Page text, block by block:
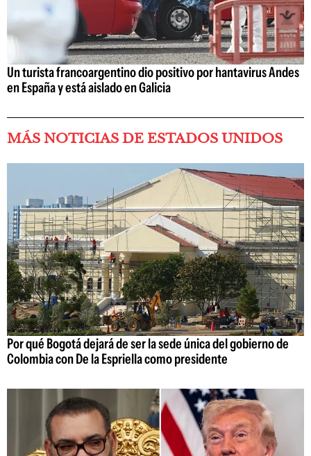
Un turista francoargentino dio positivo por hantavirus Andes
en España y está aislado en Galicia
MÁS NOTICIAS DE ESTADOS UNIDOS
Por qué Bogotá dejará de ser la sede única del gobierno de
Colombia con De la Espriella como presidente